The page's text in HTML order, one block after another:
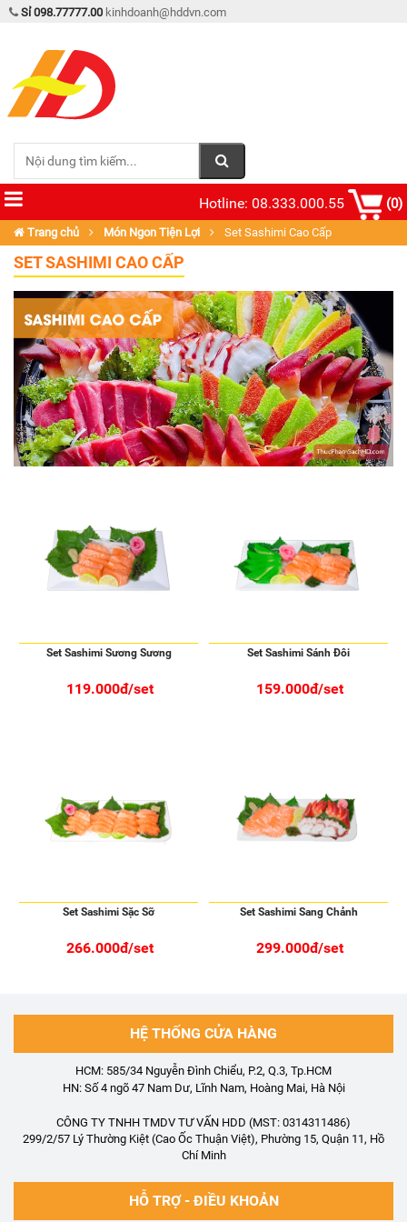
Sỉ 098.77777.00 kinhdoanh@hddvn.com
Hotline: 08.333.000.55 (0)
Trang chủ Món Ngon Tiện Lợi Set Sashimi Cao Cấp
SET SASHIMI CAO CẤP
Set Sashimi Sương Sương
119.000đ/set
Set Sashimi Sánh Đôi
159.000đ/set
Set Sashimi Sặc Sỡ
266.000đ/set
Set Sashimi Sang Chảnh
299.000đ/set
HỆ THỐNG CỬA HÀNG
HCM: 585/34 Nguyễn Đình Chiểu, P.2, Q.3, Tp.HCM
HN: Số 4 ngõ 47 Nam Dư, Lĩnh Nam, Hoàng Mai, Hà Nội
CÔNG TY TNHH TMDV TƯ VẤN HDD (MST: 0314311486)
299/2/57 Lý Thường Kiệt (Cao Ốc Thuận Việt), Phường 15, Quận 11, Hồ
Chí Minh
HỖ TRỢ - ĐIỀU KHOẢN